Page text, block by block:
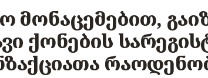
მონაცემებით,
ქონების